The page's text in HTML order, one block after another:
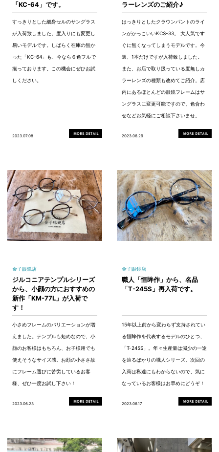
「KC-64」です。
すっきりとした細身セルのサングラス
が入荷致しました。度入りにも変更し
易いモデルです。しばらく在庫の無か
った「KC-64」も、今なら６色フルで
揃っております。この機会にぜひお試
しください。
2023.07.08
ラーレンズのご紹介♪
はっきりとしたクラウンパントのライ
ンがかっこいいKCS-33。 大人気です
ぐに無くなってしまうモデルです。今
週、1本だけですが入荷致しました。
また、お店で取り扱っている度無しカ
ラーレンズの種類も改めてご紹介。店
内にあるほとんどの眼鏡フレームはサ
ングラスに変更可能ですので、色合わ
せなどお気軽にご相談下さいませ。
2023.06.29
金子眼鏡店
ジルコニアテンプルシリーズ
から、小顔の方におすすめの
新作「KM-77L」が入荷で
す！
小さめフレームのバリエーションが増
えました。テンプルも短めなので、小
顔のお客様はもちろん、お子様用でも
使えそうなサイズ感。お顔の小ささ故
にフレーム選びに苦労しているお客
様、ぜひ一度お試し下さい！
2023.06.23
金子眼鏡店
職人「恒眸作」から、名品
「T-245S」再入荷です。
15年以上前から変わらず支持されてい
る恒眸作を代表するモデルのひとつ、
「T-245S」。年々生産量は減少の一途
を辿るばかりの職人シリーズ。次回の
入荷は私達にもわからないので、気に
なっているお客様はお早めにどうぞ！
2023.06.17